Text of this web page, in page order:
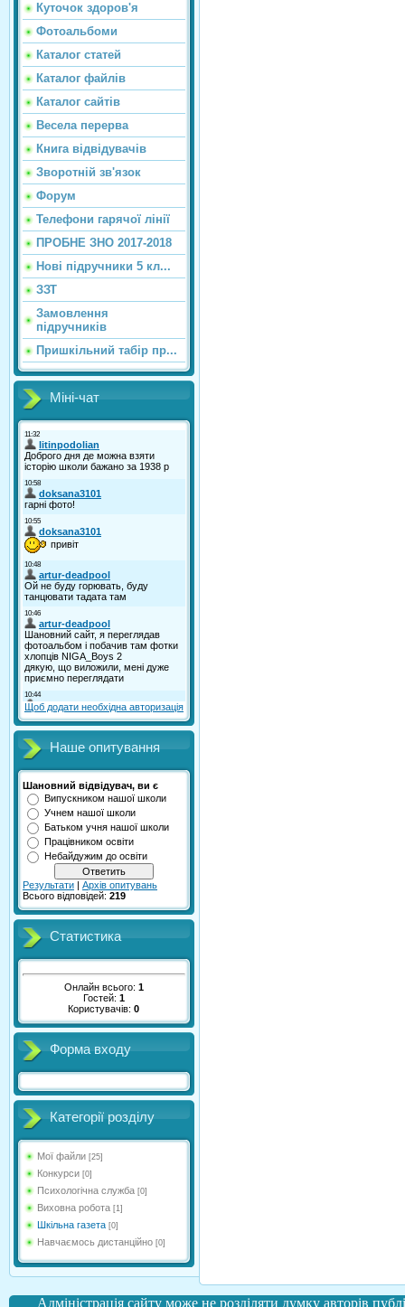
Куточок здоров'я
Фотоальбоми
Каталог статей
Каталог файлів
Каталог сайтiв
Весела перерва
Книга відвідувачів
Зворотній зв'язок
Форум
Телефони гарячої лінії
ПРОБНЕ ЗНО 2017-2018
Нові підручники 5 кл...
ЗЗТ
Замовлення
підручників
Пришкільний табір пр...
Міні-чат
Щоб додати необхідна авторизація
Наше опитування
Шановний відвідувач, ви є
Випускником нашої школи
Учнем нашої школи
Батьком учня нашої школи
Працівником освіти
Небайдужим до освіти
Результати | Архів опитувань
Всього відповідей: 219
Статистика
Онлайн всього: 1
Гостей: 1
Користувачів:0
Форма входу
Категорії розділу
Мої файли [25]
Конкурси [0]
Психологічна служба [0]
Виховна робота [1]
Шкільна газета [0]
Навчаємось дистанційно [0]
Адміністрація сайту може не розділяти думку авторів